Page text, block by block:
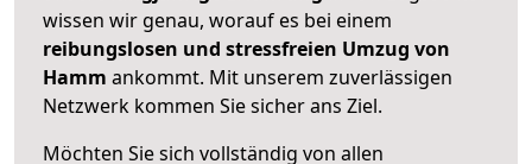
wissen wir genau, worauf es bei einem
reibungslosen und stressfreien Umzug von
Hamm ankommt. Mit unserem zuverlässigen
Netzwerk kommen Sie sicher ans Ziel.
Möchten Sie sich vollständig von allen